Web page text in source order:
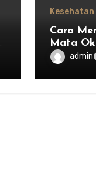
Cara
Mata
Hidupadmin